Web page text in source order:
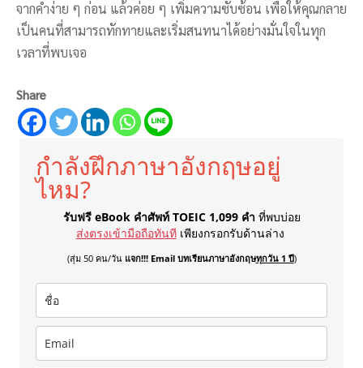
จากคำง่าย ๆ ก่อน แล้วค่อย ๆ เพิ่มความซับซ้อน เพื่อให้คุณกลาย
เป็นคนที่สามารถทักทายและเริ่มสนทนาได้อย่างมั่นใจในทุก
เวลาที่พบเจอ
Share
กำลังฝึกภาษาอังกฤษอยู่
ไหม?
รับฟรี eBook คำศัพท์ TOEIC 1,099 คำ ที่พบบ่อย
ส่งตรงเข้ามือถือทันที เพียงกรอกรับด้านล่าง
(สุ่ม 50 คน/วัน แจก!!! Email บทเรียนภาษาอังกฤษทุกวัน 1 ปี)